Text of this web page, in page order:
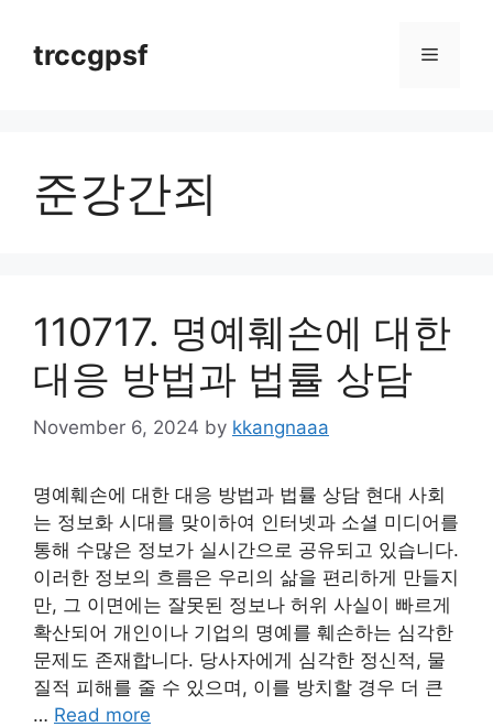
contenttrccgpsf Menu
준강간죄
110717. 명예훼손에 대한
대응 방법과 법률 상담
November 6, 2024 by kkangnaaa
명예훼손에 대한 대응 방법과 법률 상담 현대 사회
는 정보화 시대를 맞이하여 인터넷과 소셜 미디어를
통해 수많은 정보가 실시간으로 공유되고 있습니다.
이러한 정보의 흐름은 우리의 삶을 편리하게 만들지
만, 그 이면에는 잘못된 정보나 허위 사실이 빠르게
확산되어 개인이나 기업의 명예를 훼손하는 심각한
문제도 존재합니다. 당사자에게 심각한 정신적, 물
질적 피해를 줄 수 있으며, 이를 방치할 경우 더 큰
… Read more